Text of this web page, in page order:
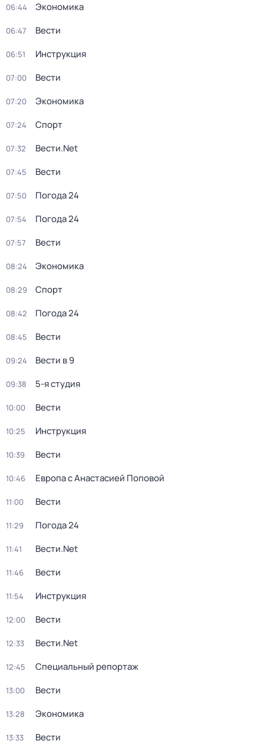
06:44 Экономика
06:47 Вести
06:51 Инструкция
07:00 Вести
07:20 Экономика
07:24 Спорт
07:32 Вести.Net
07:45 Вести
07:50 Погода 24
07:54 Погода 24
07:57 Вести
08:24 Экономика
08:29 Спорт
08:42 Погода 24
08:45 Вести
09:24 Вести в 9
09:38 5-я студия
10:00 Вести
10:25 Инструкция
10:39 Вести
10:46 Европа с Анастасией Поповой
11:00 Вести
11:29 Погода 24
11:41 Вести.Net
11:46 Вести
11:54 Инструкция
12:00 Вести
12:33 Вести.Net
12:45 Специальный репортаж
13:00 Вести
13:28 Экономика
13:33 Вести